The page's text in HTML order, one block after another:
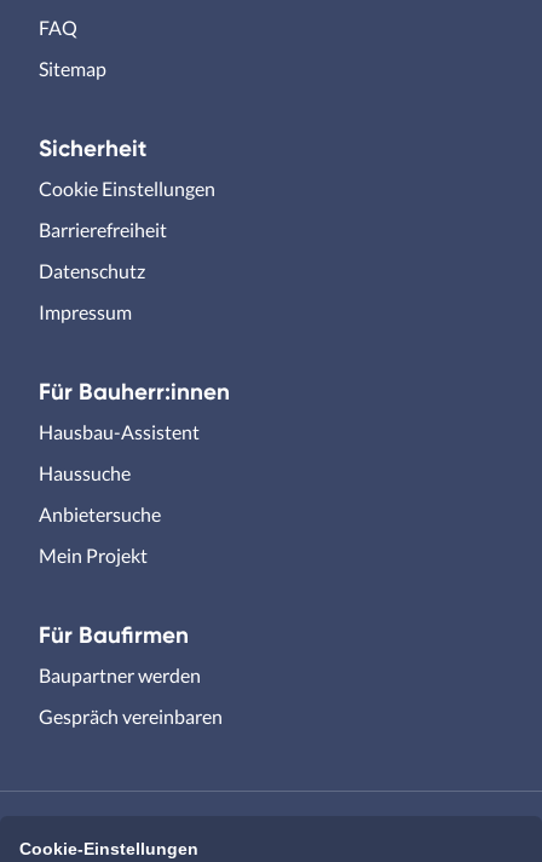
FAQ
Sitemap
Sicherheit
Cookie Einstellungen
Barrierefreiheit
Datenschutz
Impressum
Für Bauherr:innen
Hausbau-Assistent
Haussuche
Anbietersuche
Mein Projekt
Für Baufirmen
Baupartner werden
Gespräch vereinbaren
Cookie-Einstellungen